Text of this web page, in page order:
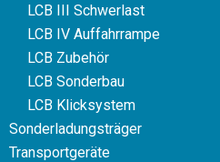
LCB III Schwerlast
LCB IV Auffahrrampe
LCB Zubehör
LCB Sonderbau
LCB Klicksystem
Sonderladungsträger
Transportgeräte